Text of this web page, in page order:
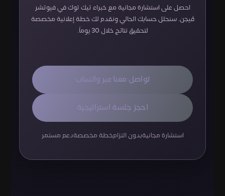
احصل على استشارة مجانية مع خبراء تيك توك في فيوتشر
ڤيجن. سنحلل حسابك الحالي ونقدم لك خطة إعلانية مخصصة
لتحقيق نتائج خلال 30 يوماً.
تواصل معنا عبر واتساب
احجز جلسة استراتيجية
استشارة مجانيةبدون التزامخطة مخصصةدعم مستمر